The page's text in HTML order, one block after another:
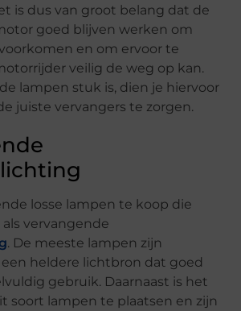
is dus van groot belang dat de
goed blijven werken om
en om ervoor te
veilig de weg op kan.
lampen stuk is, dien je hiervoor
juiste vervangers te zorgen.
losse lampen te koop die
vervangende
. De meeste lampen zijn
een heldere lichtbron dat goed
gebruik. Daarnaast is het
soort lampen te plaatsen en zijn